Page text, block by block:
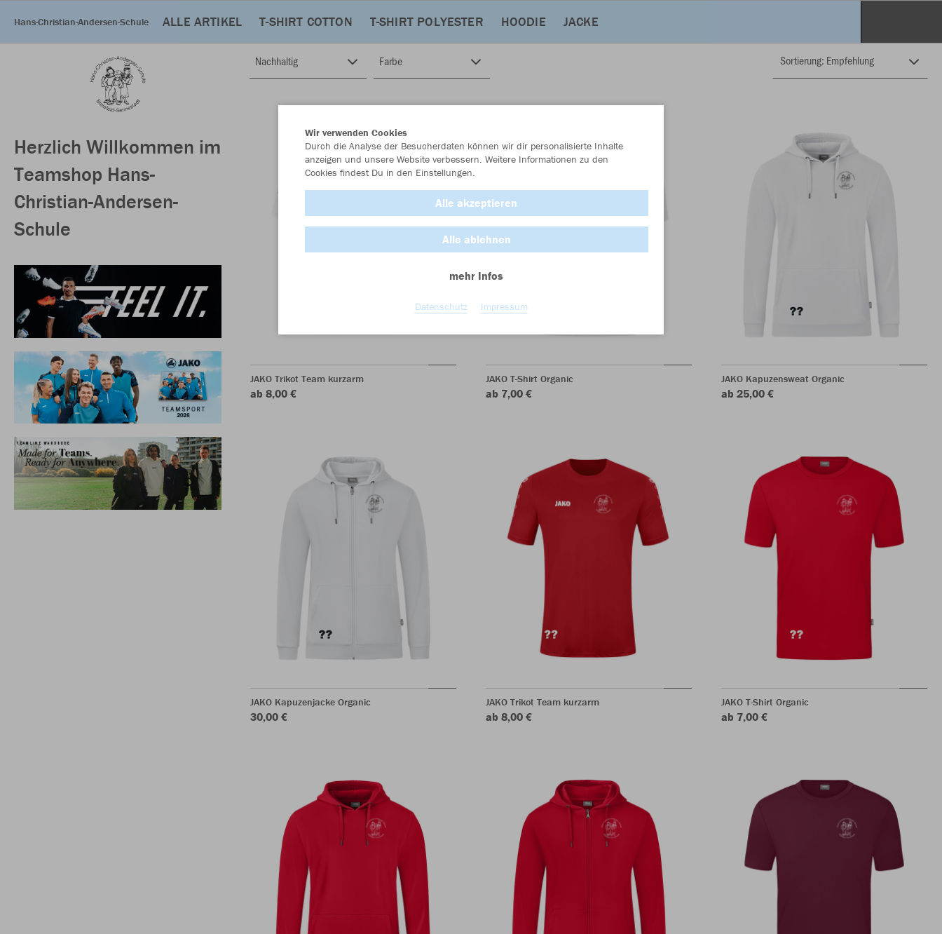
Hans-Christian-Andersen-Schule ALLE ARTIKEL T-SHIRT COTTON T-SHIRT POLYESTER HOODIE JACKE
Herzlich Willkommen im
Teamshop Hans-
Christian-Andersen-
Schule
Nachhaltig Farbe
JAKO Trikot Team kurzarm
ab 8,00 €
JAKO T-Shirt Organic
ab 7,00 €
JAKO Kapuzensweat Organic
ab 25,00 €
JAKO Kapuzenjacke Organic
30,00 €
JAKO Trikot Team kurzarm
ab 8,00 €
JAKO T-Shirt Organic
ab 7,00 €
Wir verwenden Cookies
Durch die Analyse der Besucherdaten können wir dir personalisierte Inhalte
anzeigen und unsere Website verbessern. Weitere Informationen zu den
Cookies findest Du in den Einstellungen.
Alle akzeptieren
Alle ablehnen
mehr Infos
Datenschutz Impressum